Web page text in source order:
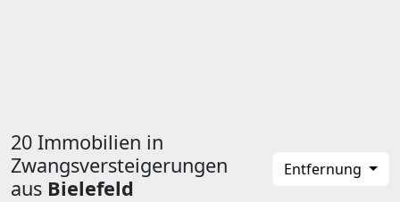
20 Immobilien in
Zwangsversteigerungen
aus Bielefeld
Entfernung